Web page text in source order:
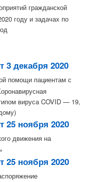
гражданской
году и задачах по
3 декабря 2020
помощи пациентам с
вируса COVID — 19,
25 ноября 2020
движения на
25 ноября 2020